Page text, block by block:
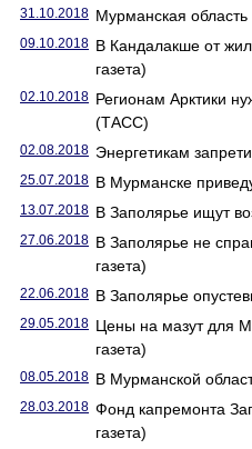
31.10.2018 Мурманская
09.10.2018 В Кандалакше от
газета)
02.10.2018 Регионам Арктики
(ТАСС)
02.08.2018 Энергетикам
25.07.2018 В Мурманске
13.07.2018 В Заполярье ищут
27.06.2018 В Заполярье не
газета)
22.06.2018 В Заполярье
29.05.2018 Цены на мазут для
газета)
08.05.2018 В Мурманской
28.03.2018 Фонд капремонта
газета)